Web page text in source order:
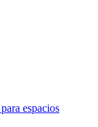
espacios